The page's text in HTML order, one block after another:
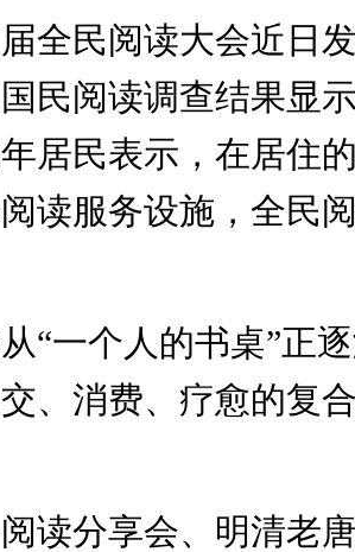
民阅读大会近日发
民阅读调查结果显
居民表示，在居住
读服务设施，全民
一个人的书桌”正逐
、消费、疗愈的复
分享会、明清老唐